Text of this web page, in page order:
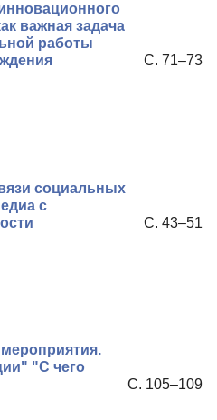
важная задача
работы
С. 71–73
социальных
с
С. 43–51
мероприятия.
"С чего
С. 105–109